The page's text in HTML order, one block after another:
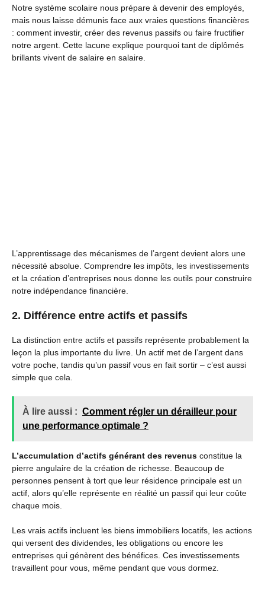
Notre système scolaire nous prépare à devenir des employés,
mais nous laisse démunis face aux vraies questions financières
: comment investir, créer des revenus passifs ou faire fructifier
notre argent. Cette lacune explique pourquoi tant de diplômés
brillants vivent de salaire en salaire.
L’apprentissage des mécanismes de l’argent devient alors une
nécessité absolue. Comprendre les impôts, les investissements
et la création d’entreprises nous donne les outils pour construire
notre indépendance financière.
2. Différence entre actifs et passifs
La distinction entre actifs et passifs représente probablement la
leçon la plus importante du livre. Un actif met de l’argent dans
votre poche, tandis qu’un passif vous en fait sortir – c’est aussi
simple que cela.
À lire aussi : Comment régler un dérailleur pour
une performance optimale ?
L’accumulation d’actifs générant des revenus constitue la
pierre angulaire de la création de richesse. Beaucoup de
personnes pensent à tort que leur résidence principale est un
actif, alors qu’elle représente en réalité un passif qui leur coûte
chaque mois.
Les vrais actifs incluent les biens immobiliers locatifs, les actions
qui versent des dividendes, les obligations ou encore les
entreprises qui génèrent des bénéfices. Ces investissements
travaillent pour vous, même pendant que vous dormez.